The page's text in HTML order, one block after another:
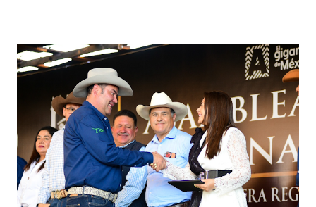
Corazón Urbano y el Municipio capital. Leo Montañez
informó que en este programa se usarán cerca de 90 mil
metros cuadrados de pintura, para dar inicio en la calle
Nieto, entre Jesús F. Elizondo y la calle 22 de Octubre, con
lo que se aplicará pintura en 66 casas. Posteriormente se
llevará este programa a Villas de Nuestra Señora de la
Asunción, Avenida Alameda y Decreto 27 de Septiembre, en
los edificios FOVISSSTE Ojo de Agua, en la comunidad